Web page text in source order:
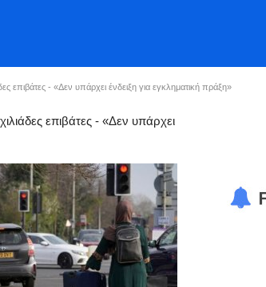
επιβάτες - «Δεν υπάρχει ένδειξη για εγκληματική πράξη»
επιβάτες - «Δεν υπάρχει